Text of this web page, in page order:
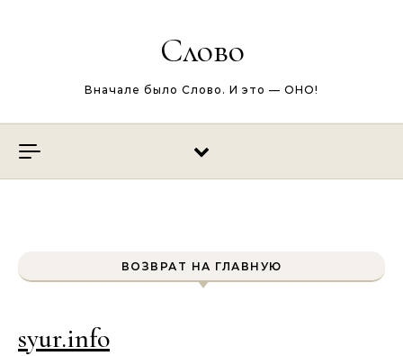
Слово
Вначале было Слово. И это — ОНО!
ВОЗВРАТ НА ГЛАВНУЮ
syur.info